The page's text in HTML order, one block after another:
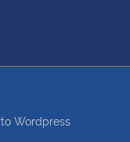
Wordpress